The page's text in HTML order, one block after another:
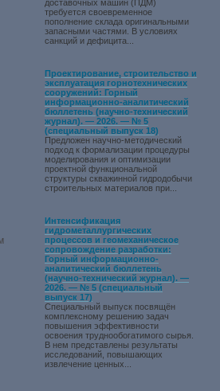
доставочных машин (ПДМ)
требуется своевременное
пополнение склада оригинальными
запасными частями. В условиях
санкций и дефицита...
Проектирование, строительство и
эксплуатация горнотехнических
сооружений: Горный
информационно-аналитический
бюллетень (научно-технический
журнал). — 2026. — № 5
(специальный выпуск 18)
Предложен научно-методический
подход к формализации процедуры
моделирования и оптимизации
проектной функциональной
структуры скважинной гидродобычи
строительных материалов при...
Интенсификация
гидрометаллургических
процессов и геомеханическое
сопровождение разработки:
Горный информационно-
аналитический бюллетень
(научно-технический журнал). —
2026. — № 5 (специальный
выпуск 17)
Специальный выпуск посвящён
комплексному решению задач
повышения эффективности
освоения труднообогатимого сырья.
В нем представлены результаты
исследований, повышающих
извлечение ценных...